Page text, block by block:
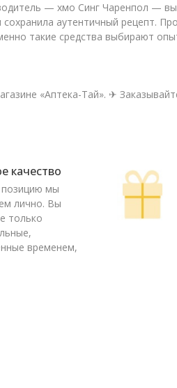
— хмо Синг Чаренпол —
аутентичный рецепт.
такие средства выбирают
«Аптека-Тай». ✈
качество
мы
лично. Вы
только
временем,